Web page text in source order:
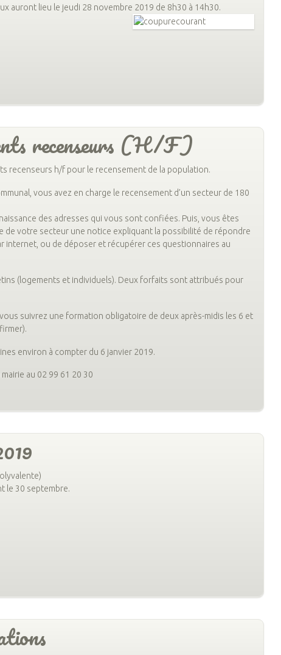
auront lieu le jeudi 28 novembre 2019 de 8h30 à 14h30.
recenseurs (H/F)
recenseurs h/f pour le recensement de la population.
vous avez en charge le recensement d’un secteur de 180
des adresses qui vous sont confiées. Puis, vous êtes
de votre secteur une notice expliquant la possibilité de répondre
internet, ou de déposer et récupérer ces questionnaires au
(logements et individuels). Deux forfaits sont attribués pour
suivrez une formation obligatoire de deux après-midis les 6 et
environ à compter du 6 janvier 2019.
au 02 99 61 20 30
le 30 septembre.